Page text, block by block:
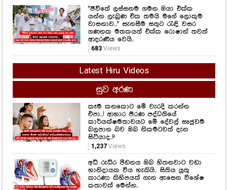
"ජීවිතේ ලස්සනම ගමන ඔයා එක්ක
යන්න ලැබුණ එක තමයි මගේ ලොකුම
වාසනාව..." සැනසීම සතුට රැඳි වසර
ගණනක මතකයත් එක්ක රොෂාන් තවත්
ආදරණීය වෙයි..
683Views
Latest Hiru Videos
සුව අරණ
කෑම කනකොට මේ වැරදි කරන්න
එපා...! ආහාර ජීරණ පද්ධතියේ
කාර්යක්ෂමතාවයට මේ දේවල් සෘජුවම
බලපාන බව ඔබ නිකමටවත් දැන
සිටියාද..?
1,237Views
අධි රුධිර පීඩනය ඔබ හිතනවාට වඩා
හානිදායක විය හැකියි.. සිතිය යුතු
කාරණා කිහිපයක් ගැන ඇසෙන විශේෂ
කතාවක් මෙන්න..